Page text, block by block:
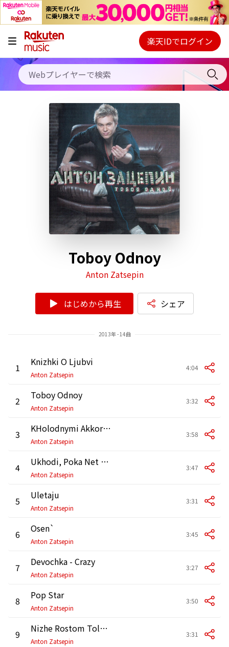
キャンペーン
料金プラン
使い方
初回30日間無料お試し
Webプレイヤー
ご契約内容の確認・変更
楽天IDでログイン
Toboy Odnoy
Anton Zatsepin
はじめから再生 シェア
2013年 - 14曲
1 Knizhki O Ljubvi
Anton Zatsepin
4:04
2 Toboy Odnoy
Anton Zatsepin
3:32
3 KHolodnymi Akkordami
Anton Zatsepin
3:58
4 Ukhodi, Poka Net Dozhdja
Anton Zatsepin
3:47
5 Uletaju
Anton Zatsepin
3:31
6 Osen`
Anton Zatsepin
3:45
7 Devochka - Crazy
Anton Zatsepin
3:27
8 Pop Star
Anton Zatsepin
3:50
9 Nizhe Rostom Tol`ko Gubin
Anton Zatsepin
3:31